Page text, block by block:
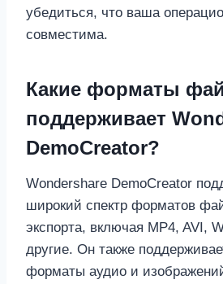
убедиться, что ваша
совместима.
Какие форматы
поддерживает
DemoCreator?
Wondershare DemoCreator
широкий спектр форматов
экспорта, включая MP4, AVI,
другие. Он также
форматы аудио и